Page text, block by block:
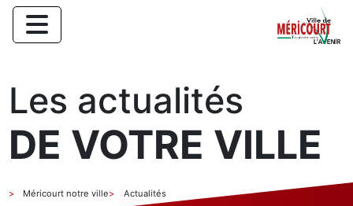
Les actualités
DE VOTRE VILLE
Méricourt notre ville Actualités